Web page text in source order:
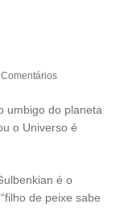
umbigo do planeta
o Universo é
é o
de peixe sabe